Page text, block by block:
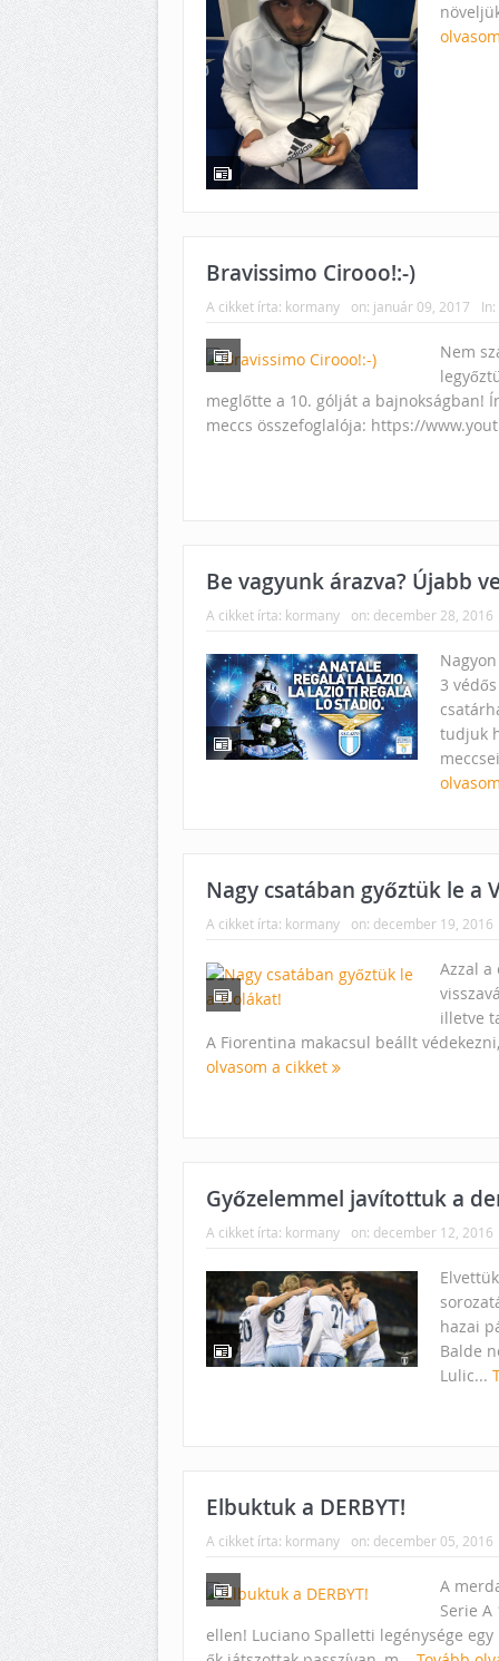
Bravissimo Cirooo!:-)
A cikket írta: kormany on: január 09, 2017 In:
Nem
meglőtte a 10. gólját a bajnokságban!
meccs összefoglalója: https://
Be vagyunk árazva? Újabb
A cikket írta: kormany on: december 28, 2016
3
tudjuk
Nagy csatában győztük le a
A cikket írta: kormany on: december 19, 2016
Azzal
illetve
A Fiorentina makacsul beállt
olvasom a cikket
Győzelemmel javítottuk a
A cikket írta: kormany on: december 12, 2016
hazai
Balde
Lulic...
Elbuktuk a DERBYT!
A cikket írta: kormany on: december 05, 2016
A
Serie
ellen! Luciano Spalletti legénysége